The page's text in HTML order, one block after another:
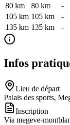
80 km
80 km -
105 km 105 km -
135 km 135 km -
Infos
Lieu de départ
Palais des sports,
Inscription
Via megeve-